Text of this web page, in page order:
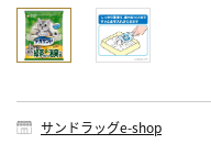
サンドラッグe-shop